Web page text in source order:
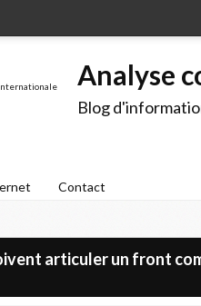
Analyse
Blog
Contact
articuler un front